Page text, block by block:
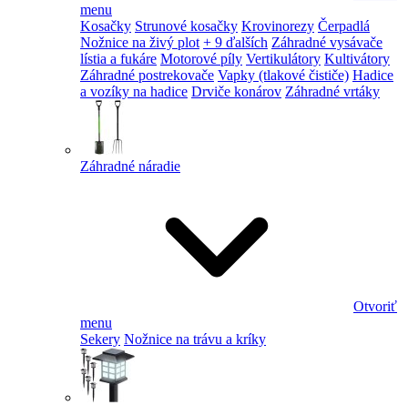
menu
Kosačky Strunové kosačky Krovinorezy Čerpadlá
Nožnice na živý plot + 9 ďalších Záhradné vysávače
lístia a fukáre Motorové píly Vertikulátory Kultivátory
Záhradné postrekovače Vapky (tlakové čističe) Hadice
a vozíky na hadice Drviče konárov Záhradné vrtáky
Záhradné náradie
Otvoriť
menu
Sekery Nožnice na trávu a kríky